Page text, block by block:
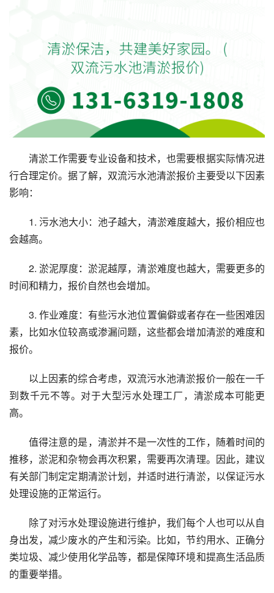
清淤工作需要专业设备和技术，也需要根据实际情况进
行合理定价。据了解，双流污水池清淤报价主要受以下因素
影响：
1. 污水池大小：池子越大，清淤难度越大，报价相应也
会越高。
2. 淤泥厚度：淤泥越厚，清淤难度也越大，需要更多的
时间和精力，报价自然也会增加。
3. 作业难度：有些污水池位置偏僻或者存在一些困难因
素，比如水位较高或渗漏问题，这些都会增加清淤的难度和
报价。
以上因素的综合考虑，双流污水池清淤报价一般在一千
到数千元不等。对于大型污水处理工厂，清淤成本可能更
高。
值得注意的是，清淤并不是一次性的工作，随着时间的
推移，淤泥和杂物会再次积累，需要再次清理。因此，建议
有关部门制定定期清淤计划，并适时进行清淤，以保证污水
处理设施的正常运行。
除了对污水处理设施进行维护，我们每个人也可以从自
身出发，减少废水的产生和污染。比如，节约用水、正确分
类垃圾、减少使用化学品等，都是保障环境和提高生活品质
的重要举措。